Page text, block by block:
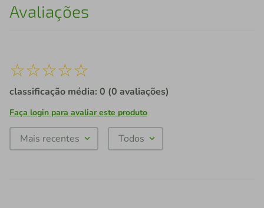
Avaliações
☆☆☆☆☆
classificação média: 0 (0 avaliações)
Faça login para avaliar este produto
Mais recentes Todos